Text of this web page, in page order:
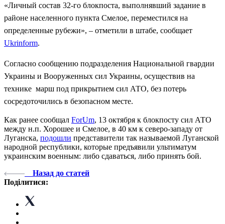
«Личный состав 32-го блокпоста, выполнявший задание в
районе населенного пункта Смелое, переместился на
определенные рубежи», – отметили в штабе, сообщает
Ukrinform.
Согласно сообщению подразделения Национальной гвардии
Украины и Вооруженных сил Украины, осуществив на
технике марш под прикрытием сил АТО, без потерь
сосредоточились в безопасном месте.
Как ранее сообщал ForUm, 13 октября к блокпосту сил АТО
между н.п. Хорошее и Смелое, в 40 км к северо-западу от
Луганска, подошли представители так называемой Луганской
народной республики, которые предъявили ультиматум
украинским военным: либо сдаваться, либо принять бой.
Назад до статей
Поділитися: